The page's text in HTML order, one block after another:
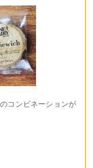
コンビネーションが